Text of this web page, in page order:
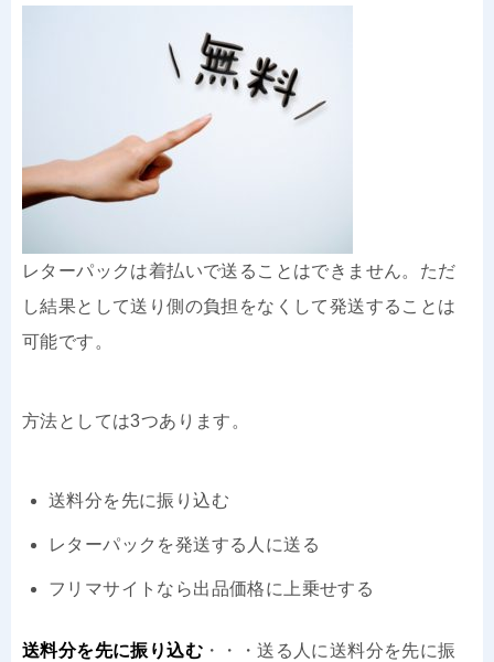
レターパックは着払いで送ることはできません。ただ
し結果として送り側の負担をなくして発送することは
可能です。
方法としては3つあります。
送料分を先に振り込む
レターパックを発送する人に送る
フリマサイトなら出品価格に上乗せする
送料分を先に振り込む ・・・送る人に送料分を先に振